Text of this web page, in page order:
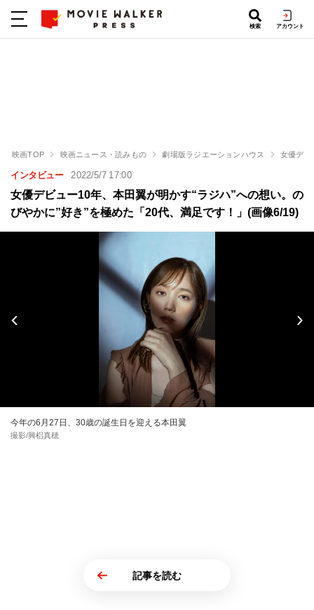
検索 アカウント
映画TOP 映画ニュース・読みもの 劇場版ラジエーションハウス 女優デビ
インタビュー 2022/5/7 17:00
女優デビュー10年、本田翼が明かす“ラジハ”への想い。の
びやかに”好き”を極めた「20代、満足です！」(画像6/19)
今年の6月27日、30歳の誕生日を迎える本田翼
撮影/興梠真穂
記事を読む